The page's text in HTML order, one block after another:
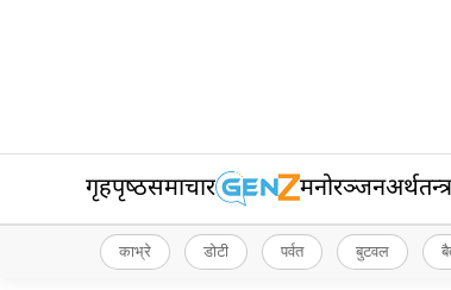
गृहपृष्‍ठसमाचार मनोरञ्जनअर्थतन्त्र
काभ्रे डोटी पर्वत बुटवल